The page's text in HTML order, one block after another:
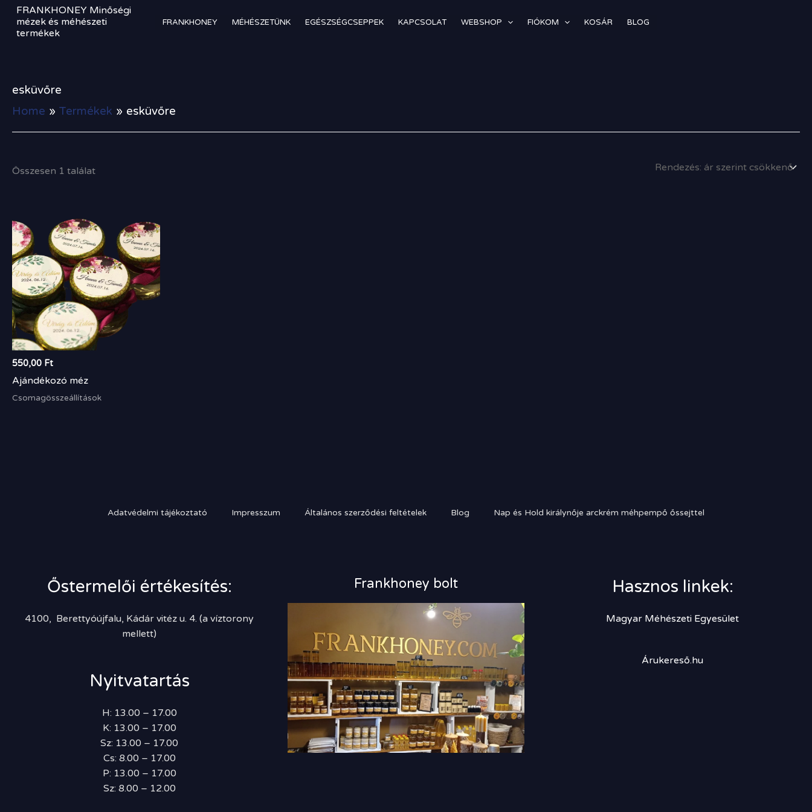
Skip
content
FRANKHONEY Minőségi
mézek és méhészeti
termékek
FRANKHONEY MÉHÉSZETÜNK EGÉSZSÉGCSEPPEK KAPCSOLAT WEBSHOP FIÓKOM KOSÁR BLOG
esküvőre
Home
Termékek esküvőre
Összesen 1 találat
550,00 Ft
Ajándékozó méz
Csomagösszeállítások
Adatvédelmi tájékoztató Impresszum Általános szerződési feltételek Blog Nap és Hold királynője arckrém méhpempő őssejttel
Őstermelői értékesítés:
4100, Berettyóújfalu, Kádár vitéz u. 4. (a víztorony
mellett)
Nyitvatartás
H: 13.00 – 17.00
K: 13.00 – 17.00
Sz: 13.00 – 17.00
Cs: 8.00 – 17.00
P: 13.00 – 17.00
Sz: 8.00 – 12.00
Frankhoney bolt Hasznos linkek:
Magyar Méhészeti Egyesület
Árukereső.hu